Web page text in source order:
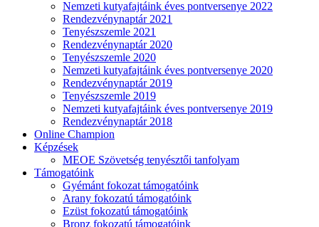
Nemzeti kutyafajtáink éves pontversenye 2022
Rendezvénynaptár 2021
Tenyészszemle 2021
Rendezvénynaptár 2020
Tenyészszemle 2020
Nemzeti kutyafajtáink éves pontversenye 2020
Rendezvénynaptár 2019
Tenyészszemle 2019
Nemzeti kutyafajtáink éves pontversenye 2019
Rendezvénynaptár 2018
Online Champion
Képzések
MEOE Szövetség tenyésztői tanfolyam
Támogatóink
Gyémánt fokozat támogatóink
Arany fokozatú támogatóink
Ezüst fokozatú támogatóink
Bronz fokozatú támogatóink